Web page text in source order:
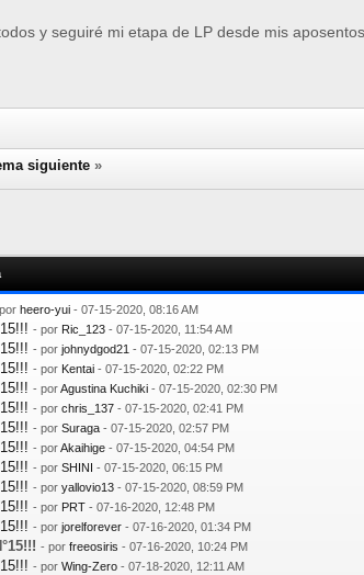
y seguiré mi etapa de LP desde mis aposentos.
siguiente »
heero-yui - 07-15-2020, 08:16 AM
- por Ric_123 - 07-15-2020, 11:54 AM
- por johnydgod21 - 07-15-2020, 02:13 PM
- por Kentai - 07-15-2020, 02:22 PM
- porAgustina Kuchiki - 07-15-2020, 02:30 PM
- por chris_137 - 07-15-2020, 02:41 PM
- por Suraga - 07-15-2020, 02:57 PM
- porAkaihige - 07-15-2020, 04:54 PM
- por SHINI - 07-15-2020, 06:15 PM
- por yallovio13 - 07-15-2020, 08:59 PM
- por PRT - 07-16-2020, 12:48 PM
- por jorelforever - 07-16-2020, 01:34 PM
- por freeosiris - 07-16-2020, 10:24 PM
- por Wing-Zero - 07-18-2020, 12:11 AM